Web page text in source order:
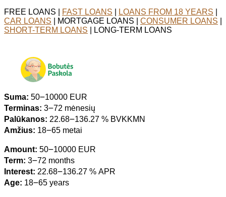
FREE LOANS |
FAST LOANS LOANS FROM 18 YEARS
CAR LOANS | MORTGAGE LOANS | CONSUMER LOANS
SHORT-TERM LOANS | LONG-TERM LOANS
Suma: 50౼10000 EUR
Terminas: 3౼72 mėnesių
Palūkanos: 22.68౼136.27 % BVKKMN
Amžius: 18౼65 metai
Amount: 50౼10000 EUR
Term: 3౼72 months
Interest: 22.68౼136.27 % APR
Age: 18౼65 years